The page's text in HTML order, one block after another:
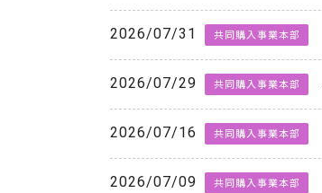
2026/07/31 共同購入事業本部
2026/07/29 共同購入事業本部
2026/07/16 共同購入事業本部
2026/07/09 共同購入事業本部